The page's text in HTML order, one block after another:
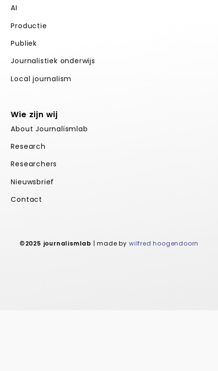
AI
Productie
Publiek
Journalistiek onderwijs
Local journalism
Wie zijn wij
About Journalismlab
Research
Researchers
Nieuwsbrief
Contact
©2025 journalismlab | made by wilfred hoogendoorn